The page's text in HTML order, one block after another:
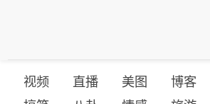
视频 直播 美图 博客